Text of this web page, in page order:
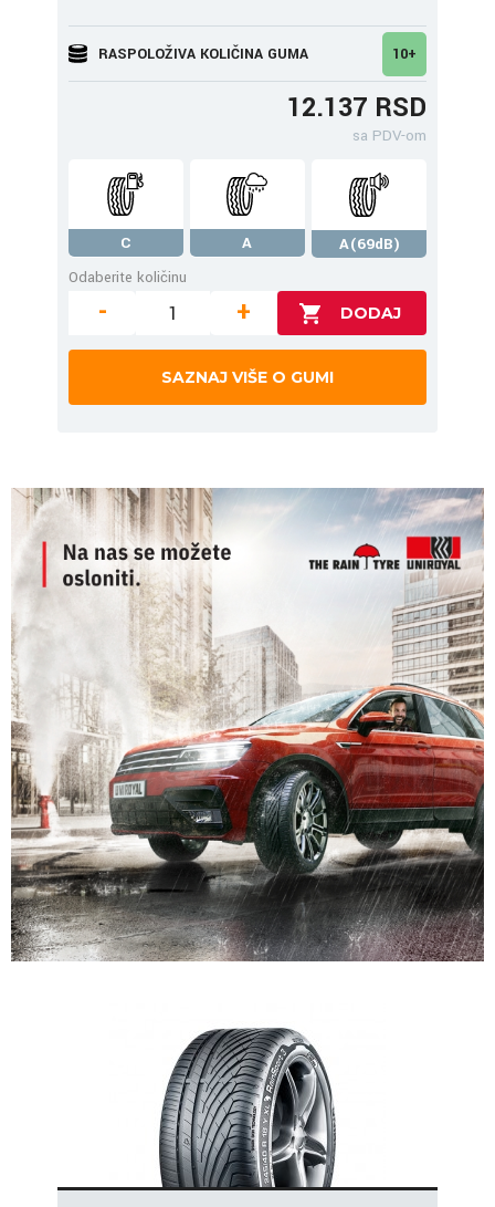
RASPOLOŽIVA KOLIČINA GUMA 10+
12.137 RSD
sa PDV-om
C A
A(69dB)
Odaberite količinu
- +
SAZNAJ VIŠE O GUMI